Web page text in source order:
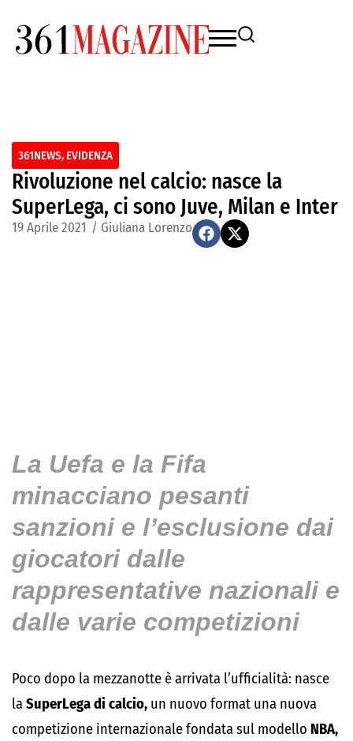
361NEWS, EVIDENZA
Rivoluzione nel calcio: nasce la
SuperLega, ci sono Juve, Milan e Inter
19 Aprile 2021 / Giuliana Lorenzo
La Uefa e la Fifa
minacciano pesanti
sanzioni e l’esclusione dai
giocatori dalle
rappresentative nazionali e
dalle varie competizioni
Poco dopo la mezzanotte è arrivata l’ufficialità: nasce
la SuperLega di calcio, un nuovo format una nuova
competizione internazionale fondata sul modello NBA,